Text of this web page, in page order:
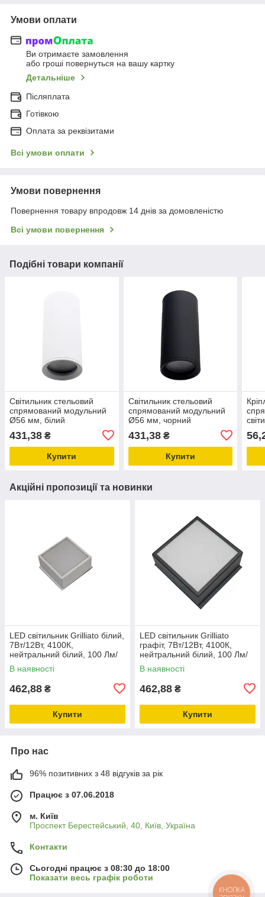
Умови оплати
Ви отримаєте замовлення
або гроші повернуться на вашу картку
Детальніше
Післяплата
Готівкою
Оплата за реквізитами
Всі умови оплати
Умови повернення
Повернення товару впродовж 14 днів за домовленістю
Всі умови повернення
Подібні товари компанії
Світильник стельовий
спрямований модульний
Ø56 мм, білий
431,38 ₴
Купити
Світильник стельовий
спрямований модульний
Ø56 мм, чорний
431,38₴
Купити
Акційні пропозиції та новинки
LED світильник Grilliato білий,
7Вт/12Вт, 4100К,
нейтральний білий, 100 Лм/
Вт
В наявності
462,88 ₴
Купити
LED світильник Grilliato
графіт, 7Вт/12Вт, 4100К,
нейтральний білий, 100 Лм/
Вт
В наявності
462,88 ₴
Купити
Про нас
96% позитивних з 48 відгуків за рік
Працює з 07.06.2018
м. Київ
Проспект Берестейський, 40, Київ, Україна
Контакти
Сьогодні працює з 08:30 до 18:00
Показати весь графік роботи
КНОПКА